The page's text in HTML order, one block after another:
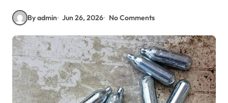
By admin Jun 26, 2026 No Comments